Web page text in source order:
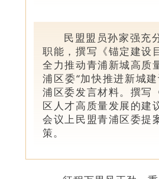
民盟盟员孙家强充
职能，撰写《锚定建设
全力推动青浦新城高质
浦区委“加快推进新城
浦区委发言材料。撰写
区人才高质量发展的建
会议上民盟青浦区委提
策。